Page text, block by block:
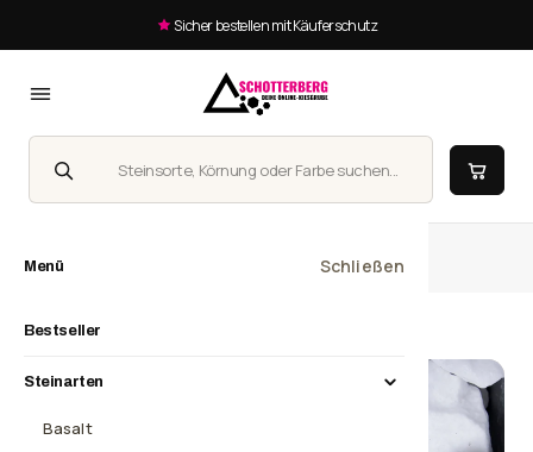
Sicher bestellen mit Käuferschutz
Suche
Menü Schließen
Bestseller
Steinarten
Basalt
Homepage Schneeweiss SS, 40-80 mm